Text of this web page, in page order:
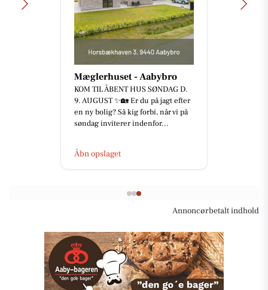
Mæglerhuset - Aabybro
KOM TIL ÅBENT HUS SØNDAG D.
9. AUGUST ✨🏡 Er du på jagt efter
en ny bolig? Så kig forbi, når vi på
søndag inviterer indenfor...
Åbn opslaget
Annoncørbetalt indhold